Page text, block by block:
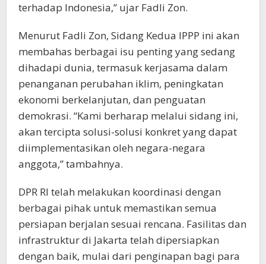
terhadap Indonesia,” ujar Fadli Zon.
Menurut Fadli Zon, Sidang Kedua IPPP ini akan
membahas berbagai isu penting yang sedang
dihadapi dunia, termasuk kerjasama dalam
penanganan perubahan iklim, peningkatan
ekonomi berkelanjutan, dan penguatan
demokrasi. “Kami berharap melalui sidang ini,
akan tercipta solusi-solusi konkret yang dapat
diimplementasikan oleh negara-negara
anggota,” tambahnya.
DPR RI telah melakukan koordinasi dengan
berbagai pihak untuk memastikan semua
persiapan berjalan sesuai rencana. Fasilitas dan
infrastruktur di Jakarta telah dipersiapkan
dengan baik, mulai dari penginapan bagi para